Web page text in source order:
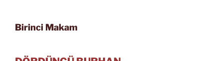
Birinci Makam